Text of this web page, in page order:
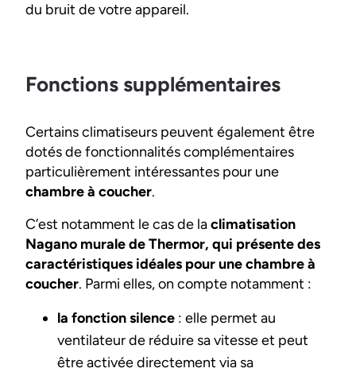
du bruit de votre appareil.
Fonctions supplémentaires
Certains climatiseurs peuvent également être
dotés de fonctionnalités complémentaires
particulièrement intéressantes pour une
chambre à coucher.
C’est notamment le cas de laclimatisation
Nagano murale de Thermor, qui présente des
caractéristiques idéales pour une chambre à
coucher. Parmi elles, on compte notamment :
la fonction silence : elle permet au
ventilateur de réduire sa vitesse et peut
être activée directement via sa